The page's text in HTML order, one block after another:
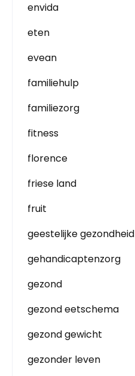
envida
eten
evean
familiehulp
familiezorg
fitness
florence
friese land
fruit
geestelijke gezondheid
gehandicaptenzorg
gezond
gezond eetschema
gezond gewicht
gezonder leven